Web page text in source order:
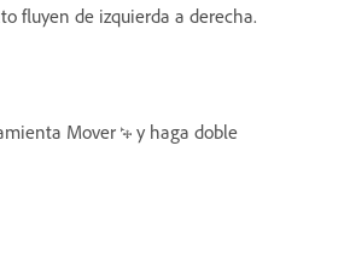
fluyen de izquierda a derecha.
Mover
y haga doble